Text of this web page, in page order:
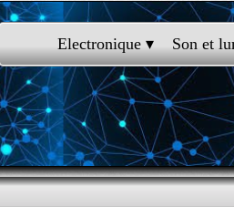
Electronique ▾ Son et